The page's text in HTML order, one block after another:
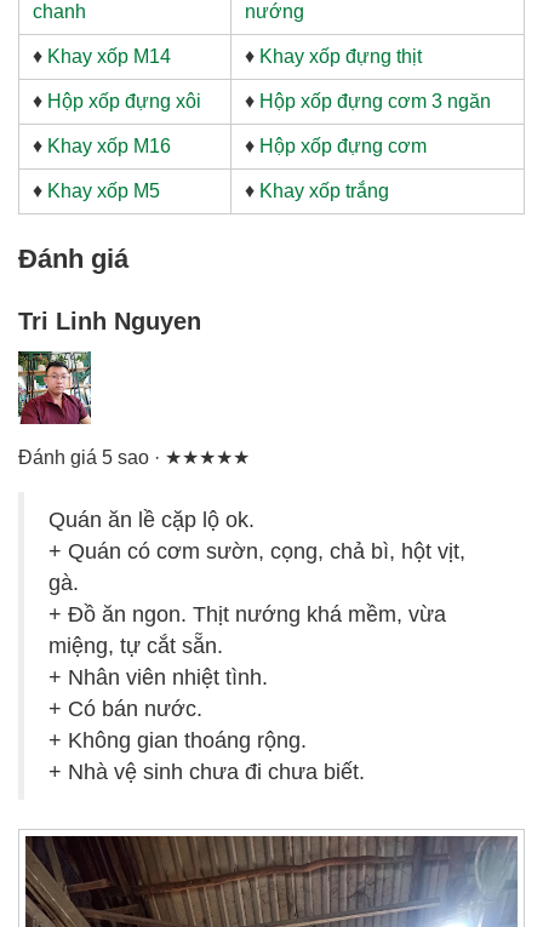
chanh
nướng
♦ Khay xốp M14 ♦ Khay xốp đựng thịt
♦ Hộp xốp đựng xôi ♦ Hộp xốp đựng cơm 3 ngăn
♦ Khay xốp M16 ♦ Hộp xốp đựng cơm
♦ Khay xốp M5 ♦ Khay xốp trắng
Đánh giá
Tri Linh Nguyen
Đánh giá 5 sao · ★★★★★
Quán ăn lề cặp lộ ok.
+ Quán có cơm sườn, cọng, chả bì, hột vịt,
gà.
+ Đồ ăn ngon. Thịt nướng khá mềm, vừa
miệng, tự cắt sẵn.
+ Nhân viên nhiệt tình.
+ Có bán nước.
+ Không gian thoáng rộng.
+ Nhà vệ sinh chưa đi chưa biết.